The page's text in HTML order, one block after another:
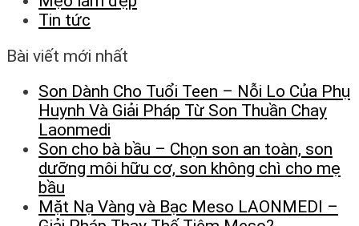
Tin tức
Bài viết mới nhất
Son Dành Cho Tuổi Teen – Nỗi Lo Của Phụ
Huynh Và Giải Pháp Từ Son Thuần Chay
Laonmedi
Son cho bà bầu – Chọn son an toàn, son
dưỡng môi hữu cơ, son không chì cho mẹ
bầu
Mặt Nạ Vàng và Bạc Meso LAONMEDI –